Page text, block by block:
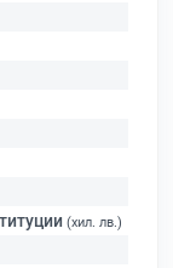
(хил. лв.)